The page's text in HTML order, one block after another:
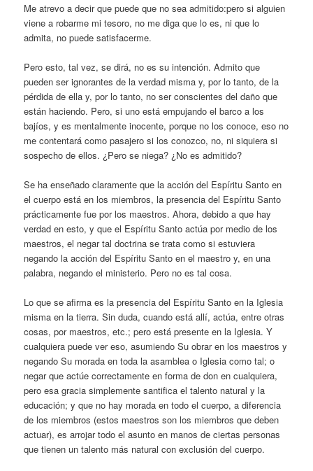
Me atrevo a decir que puede que no sea admitido:pero si alguien
viene a robarme mi tesoro, no me diga que lo es, ni que lo
admita, no puede satisfacerme.
Pero esto, tal vez, se dirá, no es su intención. Admito que
pueden ser ignorantes de la verdad misma y, por lo tanto, de la
pérdida de ella y, por lo tanto, no ser conscientes del daño que
están haciendo. Pero, si uno está empujando el barco a los
bajíos, y es mentalmente inocente, porque no los conoce, eso no
me contentará como pasajero si los conozco, no, ni siquiera si
sospecho de ellos. ¿Pero se niega? ¿No es admitido?
Se ha enseñado claramente que la acción del Espíritu Santo en
el cuerpo está en los miembros, la presencia del Espíritu Santo
prácticamente fue por los maestros. Ahora, debido a que hay
verdad en esto, y que el Espíritu Santo actúa por medio de los
maestros, el negar tal doctrina se trata como si estuviera
negando la acción del Espíritu Santo en el maestro y, en una
palabra, negando el ministerio. Pero no es tal cosa.
Lo que se afirma es la presencia del Espíritu Santo en la Iglesia
misma en la tierra. Sin duda, cuando está allí, actúa, entre otras
cosas, por maestros, etc.; pero está presente en la Iglesia. Y
cualquiera puede ver eso, asumiendo Su obrar en los maestros y
negando Su morada en toda la asamblea o Iglesia como tal; o
negar que actúe correctamente en forma de don en cualquiera,
pero esa gracia simplemente santifica el talento natural y la
educación; y que no hay morada en todo el cuerpo, a diferencia
de los miembros (estos maestros son los miembros que deben
actuar), es arrojar todo el asunto en manos de ciertas personas
que tienen un talento más natural con exclusión del cuerpo.